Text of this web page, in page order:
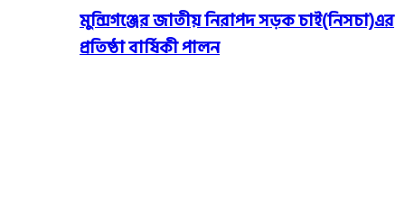
মুন্সিগঞ্জের জাতীয় নিরাপদ সড়ক চাই(নিসচা)এর
প্রতিষ্ঠা বার্ষিকী পালন